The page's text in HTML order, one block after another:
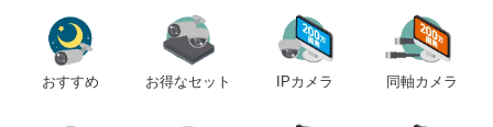
おすすめ お得なセット IPカメラ 同軸カメラ